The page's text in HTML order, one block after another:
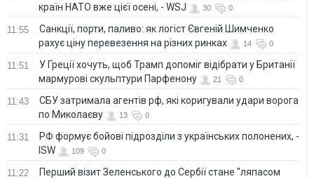
країн НАТО вже цієї осені, - WSJ
30 0
11:55
Санкції, порти, паливо: як логіст Євгеній Шимченко
рахує ціну перевезення на різних ринках
14 0
11:51
У Греції хочуть, щоб Трамп допоміг відібрати у Британії
мармурові скульптури Парфенону
21 0
11:43
СБУ затримала агентів рф, які коригували удари ворога
по Миколаєву
13 0
11:31
РФ формує бойові підрозділи з українських полонених, -
ISW
109 0
11:22
Перший візит Зеленського до Сербії стане "ляпасом